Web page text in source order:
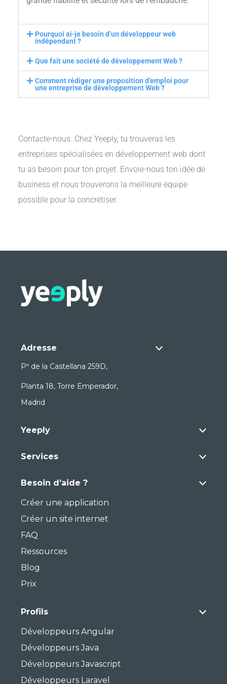
Pourquoi ai-je besoin d’un développeur web
indépendant ?
Que fait une société de développement Web ?
Comment rédiger une proposition d’emploi pour
une entreprise de développement Web ?
Contacte-nous. Chez Yeeply, tu trouveras les
entreprises spécialisées en développement web dont
tu as besoin pour ton projet. Envoie-nous ton idée de
business et nous trouverons la meilleure équipe
possible pour la concrétiser.
Adresse
Pº de la Castellana 259D,
Planta 18, Torre Emperador,
Madrid
Yeeply
Services
Besoin d’aide ?
Créer une application
Créer un site internet
FAQ
Ressources
Blog
Prix
Profils
Développeurs Angular
Développeurs Java
Développeurs Javascript
Développeurs Laravel